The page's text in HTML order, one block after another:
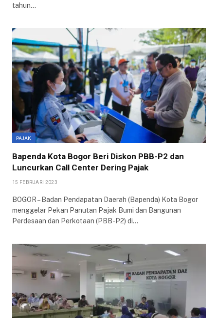
tahun…
PAJAK
Bapenda Kota Bogor Beri Diskon PBB-P2 dan
Luncurkan Call Center Dering Pajak
15 FEBRUARI 2023
BOGOR – Badan Pendapatan Daerah (Bapenda) Kota Bogor
menggelar Pekan Panutan Pajak Bumi dan Bangunan
Perdesaan dan Perkotaan (PBB-P2) di…